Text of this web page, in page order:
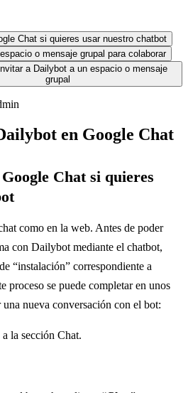
Chat si quieres usar nuestro chatbot
o mensaje grupal para colaborar
a Dailybot a un espacio o mensaje
grupal
en Google Chat
Chat si quieres
como en la web. Antes de poder
con Dailybot mediante el chatbot,
“instalación” correspondiente a
proceso se puede completar en unos
nueva conversación con el bot:
la sección Chat.